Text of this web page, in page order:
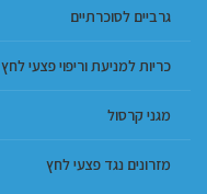
גרביים לסוכרתיים
כריות למניעת וריפוי פצעי לחץ
מגני קרסול
מזרונים נגד פצעי לחץ